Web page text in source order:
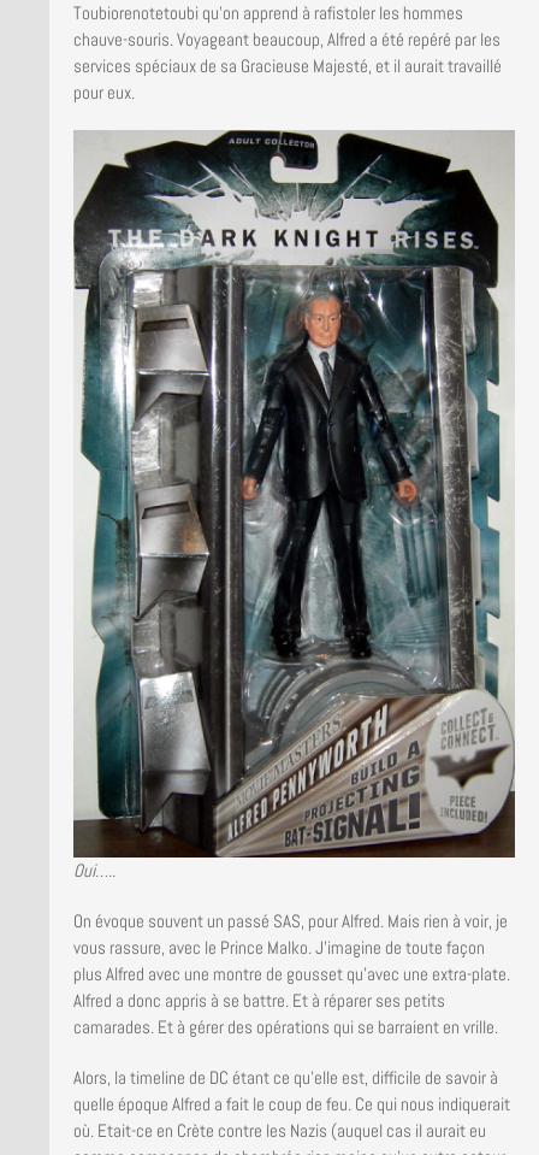
Toubiorenotetoubi qu’on apprend à rafistoler les hommes
chauve-souris. Voyageant beaucoup, Alfred a été repéré par les
services spéciaux de sa Gracieuse Majesté, et il aurait travaillé
pour eux.
Oui…..
On évoque souvent un passé SAS, pour Alfred. Mais rien à voir, je
vous rassure, avec le Prince Malko. J’imagine de toute façon
plus Alfred avec une montre de gousset qu’avec une extra-plate.
Alfred a donc appris à se battre. Et à réparer ses petits
camarades. Et à gérer des opérations qui se barraient en vrille.
Alors, la timeline de DC étant ce qu’elle est, difficile de savoir à
quelle époque Alfred a fait le coup de feu. Ce qui nous indiquerait
où. Etait-ce en Crète contre les Nazis (auquel cas il aurait eu